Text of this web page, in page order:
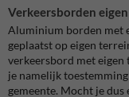
Verkeersborden
Aluminium borden met
geplaatst op eigen
verkeersbord met eigen
je namelijk
gemeente. Mocht je